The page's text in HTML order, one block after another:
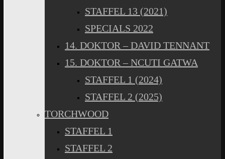
STAFFEL 13 (2021)
SPECIALS 2022
14. DOKTOR – DAVID TENNANT
15. DOKTOR – NCUTI GATWA
STAFFEL 1 (2024)
STAFFEL 2 (2025)
TORCHWOOD
STAFFEL 1
STAFFEL 2